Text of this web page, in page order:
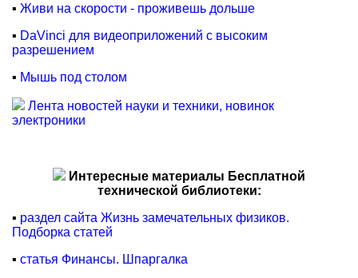
▪ Живи на скорости - проживешь дольше
▪ DaVinci для видеоприложений с высоким
разрешением
▪ Мышь под столом
Лента новостей науки и техники, новинок
электроники
Интересные материалы Бесплатной
технической библиотеки:
▪ раздел сайта Жизнь замечательных физиков.
Подборка статей
▪ статья Финансы. Шпаргалка